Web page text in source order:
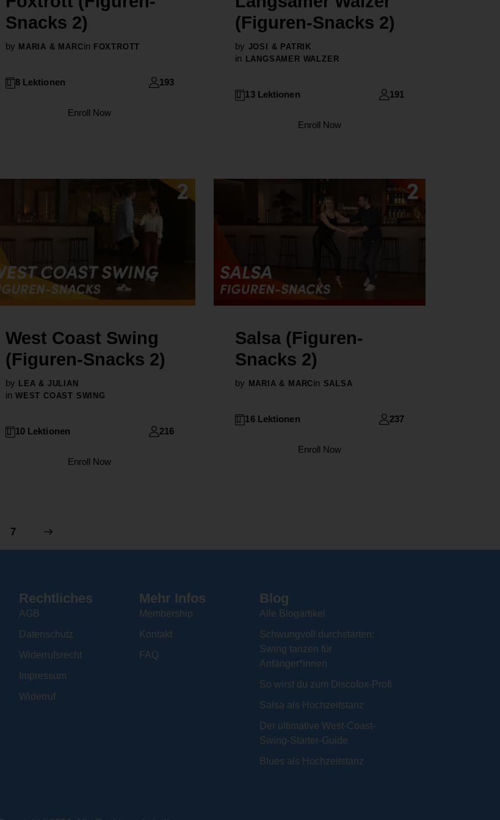
Snacks 2)
by MARIA & MARCin FOXTROTT
8 Lektionen 193
Enroll Now
(Figuren-Snacks 2)
by JOSI & PATRIK
in LANGSAMER WALZER
13 Lektionen 191
Enroll Now
West Coast Swing
(Figuren-Snacks 2)
by LEA & JULIAN
in WEST COAST SWING
10 Lektionen 216
Enroll Now
Salsa (Figuren-
Snacks 2)
by MARIA & MARCin SALSA
16 Lektionen 237
Enroll Now
7
Rechtliches
AGB
Datenschutz
Widerrufsrecht
Impressum
Widerruf
Mehr Infos
Membership
Kontakt
FAQ
Blog
Alle Blogartikel
Schwungvoll durchstarten:
Swing tanzen für
Anfänger*innen
So wirst du zum Discofox-Profi
Salsa als Hochzeitstanz
Der ultimative West-Coast-
Swing-Starter-Guide
Blues als Hochzeitstanz